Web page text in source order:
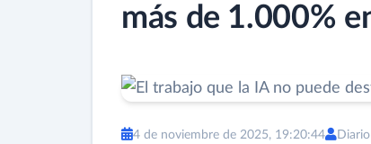
más de 1.000%
4 de noviembre de 2025, 19:20:44